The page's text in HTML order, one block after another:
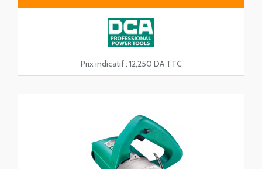
Prix indicatif : 12,250 DA TTC